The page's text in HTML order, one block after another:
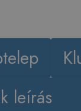
leírás